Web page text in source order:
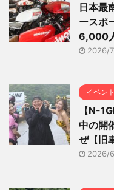
日本最
ースポ
6,000
2026/
イベン
【N-
中の開
ぜ【旧
2026/